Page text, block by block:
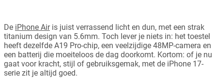
De iPhone Airis juist verrassend licht en dun, met een strak
titanium design van 5.6mm. Toch lever je niets in: het toestel
heeft dezelfde A19 Pro-chip, een veelzijdige 48MP-camera en
een batterij die moeiteloos de dag doorkomt. Kortom: of je nu
gaat voor kracht, stijl of gebruiksgemak, met de iPhone 17-
serie zit je altijd goed.